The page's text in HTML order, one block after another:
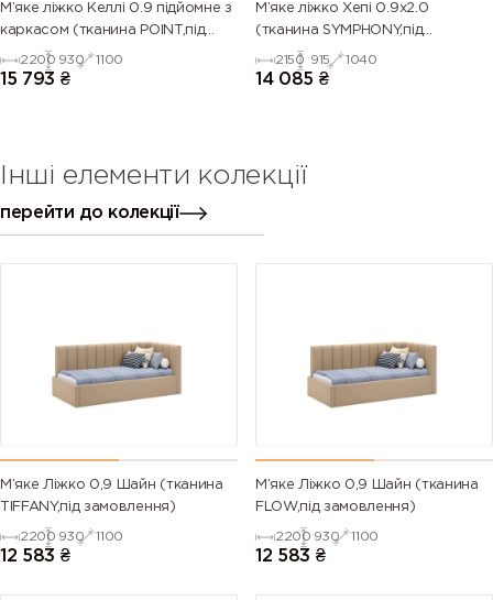
М’яке ліжко Келлі 0.9 підйомне з
каркасом (тканина POINT,під
замовлення)
2200 930 1100
15 793 ₴
М’яке ліжко Хепі 0.9х2.0
(тканина SYMPHONY,під
замовлення)
2150 915 1040
14 085 ₴
Інші елементи колекції
перейти до колекції
М’яке Ліжко 0,9 Шайн (тканина
TIFFANY,під замовлення)
2200 930 1100
12 583 ₴
М’яке Ліжко 0,9 Шайн (тканина
FLOW,під замовлення)
2200 930 1100
12 583 ₴